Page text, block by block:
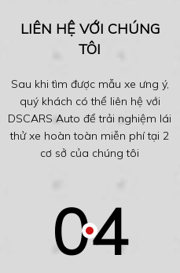
LIÊN HỆ VỚI CHÚNG
TÔI
Sau khi tìm được mẫu xe ưng ý,
quý khách có thể liên hệ với
DSCARS Auto để trải nghiệm lái
thử xe hoàn toàn miễn phí tại 2
cơ sở của chúng tôi